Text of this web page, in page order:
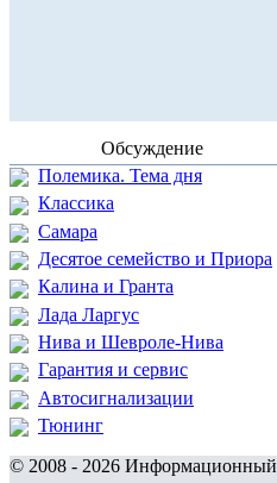
Обсуждение
Полемика. Тема дня
Классика
Самара
Десятое семейство и Приора
Калина и Гранта
Лада Ларгус
Нива и Шевроле-Нива
Гарантия и сервис
Автосигнализации
Тюнинг
© 2008 - 2026 Информационный